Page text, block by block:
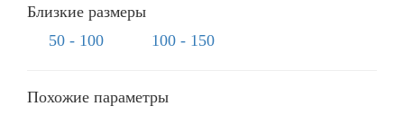
Близкие размеры
50 - 100
100 - 150
Похожие параметры